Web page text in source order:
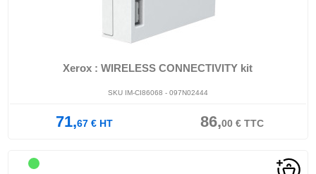
Xerox : WIRELESS CONNECTIVITY kit
SKU IM-CI86068 - 097N02444
71,67€HT 86,00€TTC